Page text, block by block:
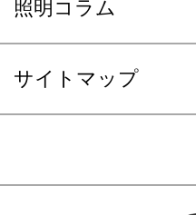
照明コラム
サイトマップ